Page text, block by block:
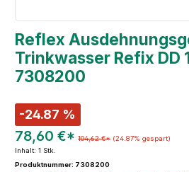
Reflex
Trinkwasser Refix DD
7308200
-24.87 %
78,60 €* 104,62 €* (24.87% gespart)
Inhalt: 1 Stk.
Produktnummer: 7308200